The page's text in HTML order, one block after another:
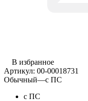
В избранное
Артикул: 00-00018731
Обычный—с ПС
с ПС